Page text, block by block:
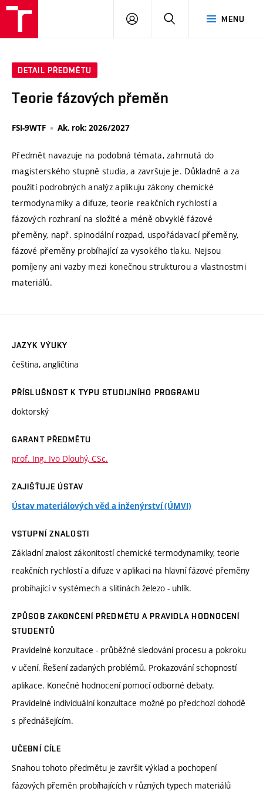
MENU
PŘIHLÁSIT
DETAIL PŘEDMĚTU
Teorie fázových přeměn
FSI-9WTF Ak. rok: 2026/2027
Předmět navazuje na podobná témata, zahrnutá do
magisterského stupně studia, a završuje je. Důkladně a za
použití podrobných analýz aplikuju zákony chemické
termodynamiky a difuze, teorie reakčních rychlostí a
fázových rozhraní na složité a méně obvyklé fázové
přeměny, např. spinodální rozpad, uspořádavací přeměny,
fázové přeměny probíhající za vysokého tlaku. Nejsou
pomíjeny ani vazby mezi konečnou strukturou a vlastnostmi
materiálů.
JAZYK VÝUKY
čeština, angličtina
PŘÍSLUŠNOST K TYPU STUDIJNÍHO PROGRAMU
doktorský
GARANT PŘEDMĚTU
prof. Ing. Ivo Dlouhý, CSc.
ZAJIŠŤUJE ÚSTAV
Ústav materiálových věd a inženýrství (ÚMVI)
VSTUPNÍ ZNALOSTI
Základní znalost zákonitostí chemické termodynamiky, teorie
reakčních rychlostí a difuze v aplikaci na hlavní fázové přeměny
probíhající v systémech a slitinách železo - uhlík.
ZPŮSOB ZAKONČENÍ PŘEDMĚTU A PRAVIDLA HODNOCENÍ
STUDENTŮ
Pravidelné konzultace - průběžné sledování procesu a pokroku
v učení. Řešení zadaných problémů. Prokazování schopností
aplikace. Konečné hodnocení pomocí odborné debaty.
Pravidelné individuální konzultace možné po předchozí dohodě
s přednášejícím.
UČEBNÍ CÍLE
Snahou tohoto předmětu je završit výklad a pochopení
fázových přeměn probíhajících v různých typech materiálů